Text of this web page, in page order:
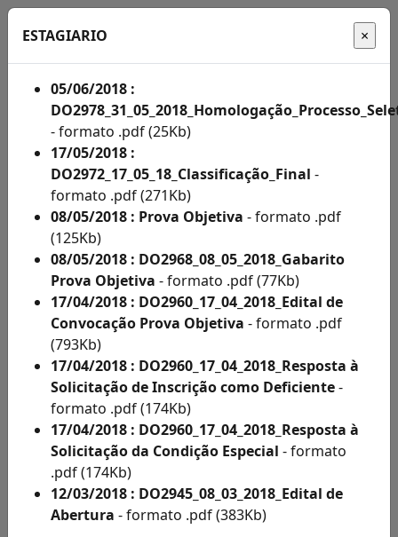
Início
Administração
Concursos
Concursos
Acompanhe
aqui
editais
Acesso
Informação
Solicitações
de
Condições
Especiais
ESTAGIARIO
05/06/2018 :
- formato .pdf (25Kb)
17/05/2018 :
DO2972_17_05_18_Classificação_Final -
formato .pdf (271Kb)
08/05/2018 : Prova Objetiva - formato .pdf
(125Kb)
08/05/2018 : DO2968_08_05_2018_Gabarito
Prova Objetiva - formato .pdf (77Kb)
17/04/2018 : DO2960_17_04_2018_Edital de
Convocação Prova Objetiva - formato .pdf
(793Kb)
17/04/2018 : DO2960_17_04_2018_Resposta à
Solicitação de Inscrição como Deficiente-
formato .pdf (174Kb)
17/04/2018 : DO2960_17_04_2018_Resposta à
Solicitação da Condição Especial - formato
.pdf (174Kb)
12/03/2018 : DO2945_08_03_2018_Edital de
Abertura - formato .pdf (383Kb)